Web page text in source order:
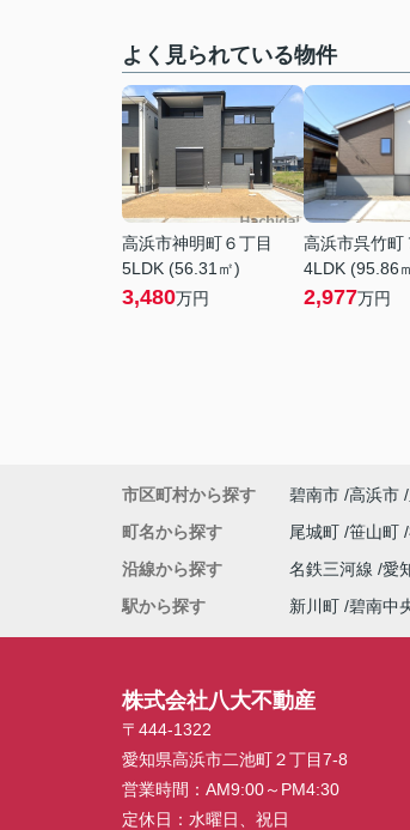
よく見られている物件
高浜市神明町６丁目
5LDK (56.31㎡)
3,480万円
高浜市呉竹町
4LDK (95.86
2,977万円
市区町村から探す 碧南市 高浜市
町名から探す
尾城町 笹山町
沿線から探す
名鉄三河線 愛
駅から探す
新川町 碧南中
株式会社八大不動産
〒444-1322
愛知県高浜市二池町２丁目7-8
営業時間： AM9:00～PM4:30
定休日： 水曜日、祝日